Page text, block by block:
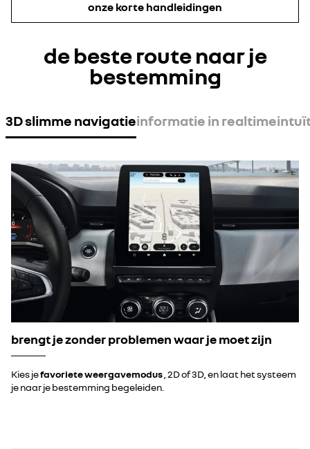
onze korte handleidingen
de beste route naar je
bestemming
3D slimme navigatieinformatie in realtime
brengt je zonder problemen waar je moet zijn
Kies jefavoriete weergavemodus , 2D of 3D, en laat het systeem
je naar je bestemming begeleiden.